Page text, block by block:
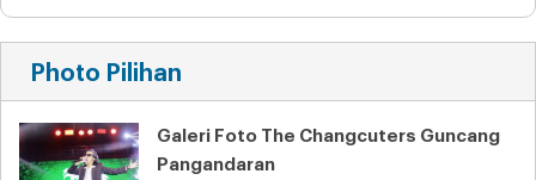
Photo Pilihan
Galeri Foto The Changcuters Guncang
Pangandaran